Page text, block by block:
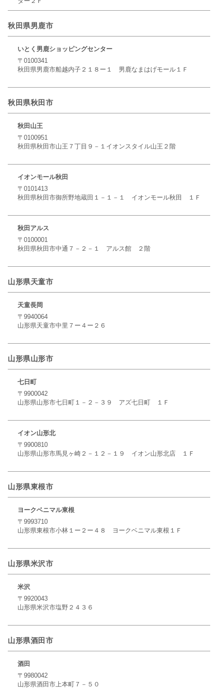
秋田県男鹿市
いとく男鹿ショッピングセンター
〒0100341
秋田県男鹿市船越内子２１８ー１ 男鹿なまはげモール１Ｆ
秋田県秋田市
秋田山王
〒0100951
秋田県秋田市山王７丁目９－１イオンスタイル山王２階
イオンモール秋田
〒0101413
秋田県秋田市御所野地蔵田１－１－１ イオンモール秋田 １Ｆ
秋田アルス
〒0100001
秋田県秋田市中通７－２－１ アルス館 ２階
山形県天童市
天童長岡
〒9940064
山形県天童市中里７ー４ー２６
山形県山形市
七日町
〒9900042
山形県山形市七日町１－２－３９ アズ七日町 １Ｆ
イオン山形北
〒9900810
山形県山形市馬見ヶ崎２－１２－１９ イオン山形北店 １Ｆ
山形県東根市
ヨークベニマル東根
〒9993710
山形県東根市小林１ー２ー４８ ヨークベニマル東根１Ｆ
山形県米沢市
米沢
〒9920043
山形県米沢市塩野２４３６
山形県酒田市
酒田
〒9980042
山形県酒田市上本町７－５０